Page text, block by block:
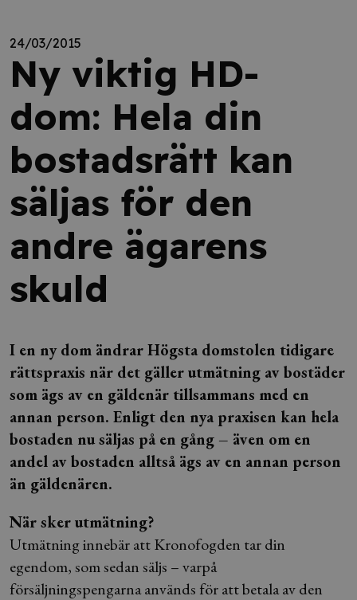
24/03/2015
Ny viktig HD-
dom: Hela din
bostadsrätt kan
säljas för den
andre ägarens
skuld
I en ny dom ändrar Högsta domstolen tidigare
rättspraxis när det gäller utmätning av bostäder
som ägs av en gäldenär tillsammans med en
annan person. Enligt den nya praxisen kan hela
bostaden nu säljas på en gång – även om en
andel av bostaden alltså ägs av en annan person
än gäldenären.
När sker utmätning?
Utmätning innebär att Kronofogden tar din
egendom, som sedan säljs – varpå
försäljningspengarna används för att betala av den